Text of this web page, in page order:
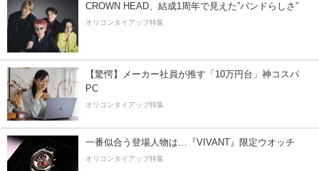
CROWN HEAD、結成1周年で見えた”バンドらしさ”
オリコンタイアップ特集
【驚愕】メーカー社員が推す「10万円台」神コスパ
PC
オリコンタイアップ特集
一番似合う登場人物は…『VIVANT』限定ウオッチ
オリコンタイアップ特集